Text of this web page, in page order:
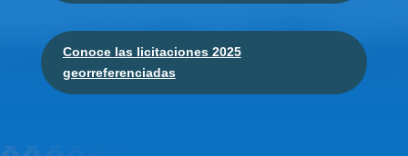
Conoce las licitaciones 2025
georreferenciadas